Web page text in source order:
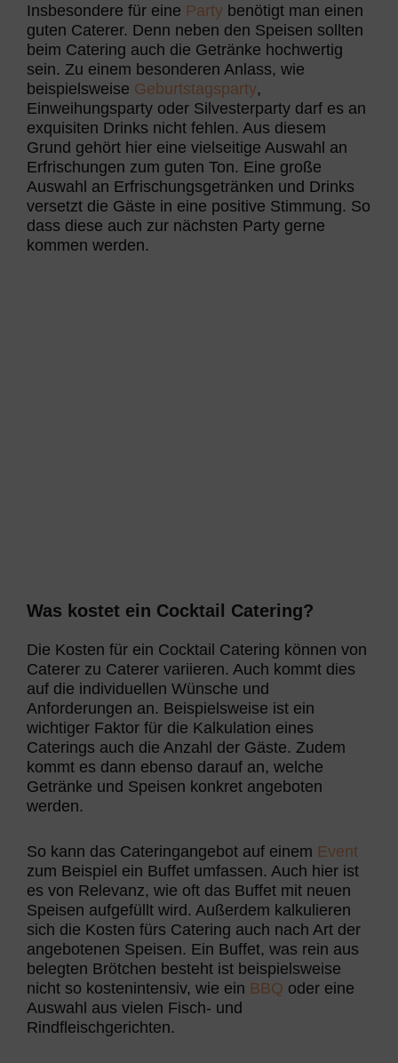
Insbesondere für eine Party benötigt man einen
guten Caterer. Denn neben den Speisen sollten
beim Catering auch die Getränke hochwertig
sein. Zu einem besonderen Anlass, wie
beispielsweise Geburtstagsparty,
Einweihungsparty oder Silvesterparty darf es an
exquisiten Drinks nicht fehlen. Aus diesem
Grund gehört hier eine vielseitige Auswahl an
Erfrischungen zum guten Ton. Eine große
Auswahl an Erfrischungsgetränken und Drinks
versetzt die Gäste in eine positive Stimmung. So
dass diese auch zur nächsten Party gerne
kommen werden.
Was kostet ein Cocktail Catering?
Die Kosten für ein Cocktail Catering können von
Caterer zu Caterer variieren. Auch kommt dies
auf die individuellen Wünsche und
Anforderungen an. Beispielsweise ist ein
wichtiger Faktor für die Kalkulation eines
Caterings auch die Anzahl der Gäste. Zudem
kommt es dann ebenso darauf an, welche
Getränke und Speisen konkret angeboten
werden.
So kann das Cateringangebot auf einem Event
zum Beispiel ein Buffet umfassen. Auch hier ist
es von Relevanz, wie oft das Buffet mit neuen
Speisen aufgefüllt wird. Außerdem kalkulieren
sich die Kosten fürs Catering auch nach Art der
angebotenen Speisen. Ein Buffet, was rein aus
belegten Brötchen besteht ist beispielsweise
nicht so kostenintensiv, wie ein BBQ oder eine
Auswahl aus vielen Fisch- und
Rindfleischgerichten.